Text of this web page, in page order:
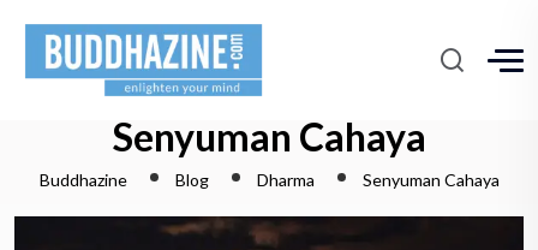
Senyuman Cahaya
Buddhazine Blog Dharma Senyuman Cahaya